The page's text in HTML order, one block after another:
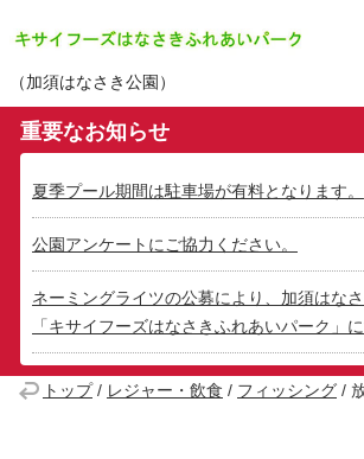
重要なお知らせ
夏季プール期間は駐車場が有料となります。
公園アンケートにご協力ください。
ネーミングライツの公募により、加須はな
「キサイフーズはなさきふれあいパーク」
トップ/ レジャー・飲食 / フィッシング /